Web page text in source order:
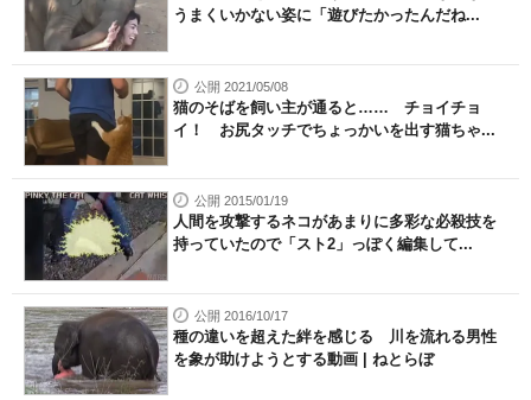
うまくいかない姿に「遊びたかったんだね...
公開 2021/05/08
猫のそばを飼い主が通ると…… チョイチョ
イ！ お尻タッチでちょっかいを出す猫ちゃ...
公開 2015/01/19
人間を攻撃するネコがあまりに多彩な必殺技を
持っていたので「スト2」っぽく編集して...
公開 2016/10/17
種の違いを超えた絆を感じる 川を流れる男性
を象が助けようとする動画 | ねとらぼ